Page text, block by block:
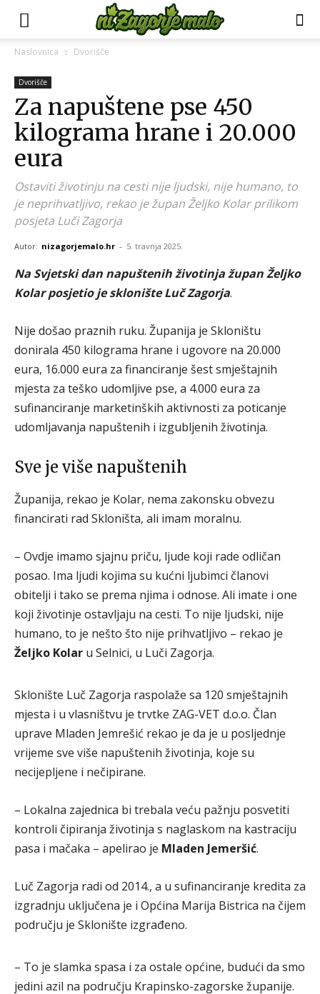
Naslovnica Dvorišče
Dvorišče
Za napuštene pse 450
kilograma hrane i 20.000
eura
Ostaviti životinju na cesti nije ljudski, nije humano, to
je neprihvatljivo, rekao je župan Željko Kolar prilikom
posjeta Luči Zagorja
Autor: nizagorjemalo.hr - 5. travnja 2025.
Na Svjetski dan napuštenih životinja župan Željko
Kolar posjetio je sklonište Luč Zagorja.
Nije došao praznih ruku. Županija je Skloništu
donirala 450 kilograma hrane i ugovore na 20.000
eura, 16.000 eura za financiranje šest smještajnih
mjesta za teško udomljive pse, a 4.000 eura za
sufinanciranje marketinških aktivnosti za poticanje
udomljavanja napuštenih i izgubljenih životinja.
Sve je više napuštenih
Županija, rekao je Kolar, nema zakonsku obvezu
financirati rad Skloništa, ali imam moralnu.
– Ovdje imamo sjajnu priču, ljude koji rade odličan
posao. Ima ljudi kojima su kućni ljubimci članovi
obitelji i tako se prema njima i odnose. Ali imate i one
koji životinje ostavljaju na cesti. To nije ljudski, nije
humano, to je nešto što nije prihvatljivo – rekao je
Željko Kolar u Selnici, u Luči Zagorja.
Sklonište Luč Zagorja raspolaže sa 120 smještajnih
mjesta i u vlasništvu je trvtke ZAG-VET d.o.o. Član
uprave Mladen Jemrešić rekao je da je u posljednje
vrijeme sve više napuštenih životinja, koje su
necijepljene i nečipirane.
– Lokalna zajednica bi trebala veću pažnju posvetiti
kontroli čipiranja životinja s naglaskom na kastraciju
pasa i mačaka – apelirao je Mladen Jemeršić.
Luč Zagorja radi od 2014., a u sufinanciranje kredita za
izgradnju uključena je i Općina Marija Bistrica na čijem
području je Sklonište izgrađeno.
– To je slamka spasa i za ostale općine, budući da smo
jedini azil na području Krapinsko-zagorske županije.